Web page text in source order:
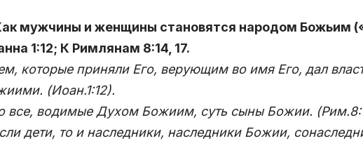
мужчины и женщины становятся народом Божьим
1:12; К Римлянам 8:14, 17.
которые приняли Его, верующим во имя Его, дал
(Иоан.1:12).
все, водимые Духом Божиим, суть сыны Божии.
дети, то и наследники, наследники Божии,